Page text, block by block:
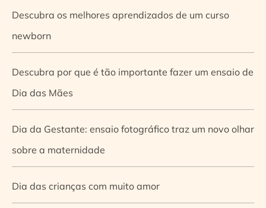
Descubra os melhores aprendizados de um curso
newborn
Descubra por que é tão importante fazer um ensaio de
Dia das Mães
Dia da Gestante: ensaio fotográfico traz um novo olhar
sobre a maternidade
Dia das crianças com muito amor